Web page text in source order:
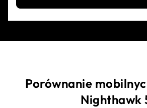
Porównanie
Nighthawk